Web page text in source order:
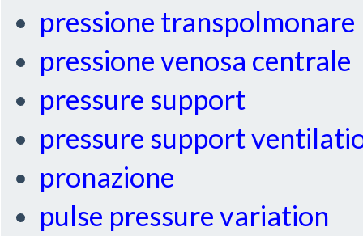
pressione transpolmonare
pressione venosa centrale
pressure support
pressure support
pronazione
pulse pressure variation